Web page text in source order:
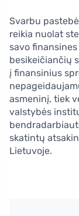
Svarbu
reikia nuolat
savo
besikeičiančių
į finansinius
asmeninį, tiek
valstybės
skatintų
Lietuvoje.